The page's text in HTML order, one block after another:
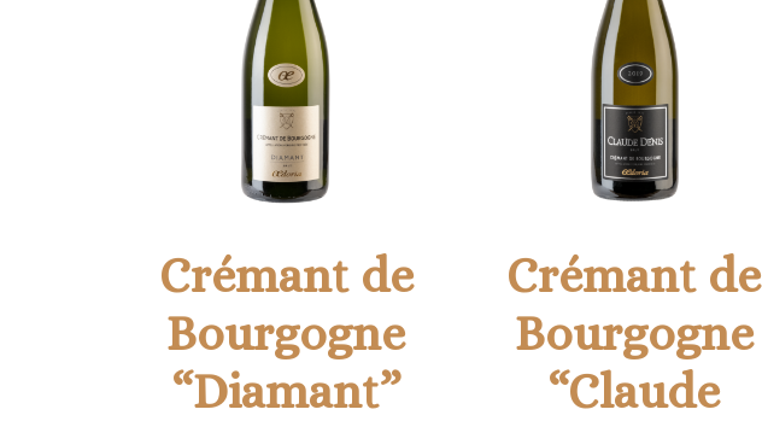
Crémant de
Bourgogne
“Diamant”
Crémant de
Bourgogne
“Claude